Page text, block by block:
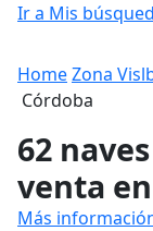
Ir a Mis
HomeZona
Córdoba
62
venta
Más